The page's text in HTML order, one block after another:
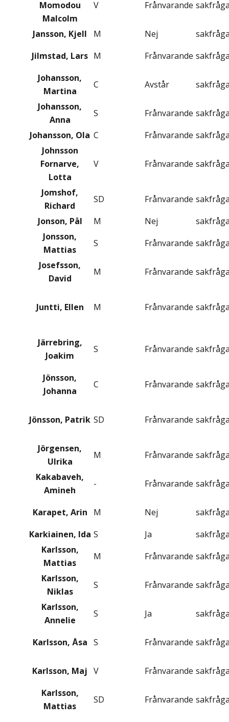
Momodou
Malcolm
V Frånvarande
Jansson, Kjell M Nej
Jilmstad, Lars M Frånvarande
Johansson,
Martina
C Avstår
Johansson,
Anna
S Frånvarande
Johansson, Ola C Frånvarande
Johnsson
Fornarve,
Lotta
V Frånvarande
Jomshof,
Richard
SD Frånvarande
Jonson, Pål
M Nej
Jonsson,
Mattias
S Frånvarande
Josefsson,
David
M Frånvarande
Juntti, Ellen M Frånvarande
Järrebring,
Joakim
S Frånvarande
Jönsson,
Johanna
C Frånvarande
Jönsson, Patrik SD Frånvarande
Jörgensen,
Ulrika
M Frånvarande
Kakabaveh,
Amineh
- Frånvarande
Karapet, Arin M Nej
Karkiainen, Ida S Ja
Karlsson,
Mattias
M Frånvarande
Karlsson,
Niklas
S Frånvarande
Karlsson,
Annelie
S Ja
Karlsson, Åsa S Frånvarande
Karlsson, Maj V Frånvarande
Karlsson,
Mattias
SD Frånvarande